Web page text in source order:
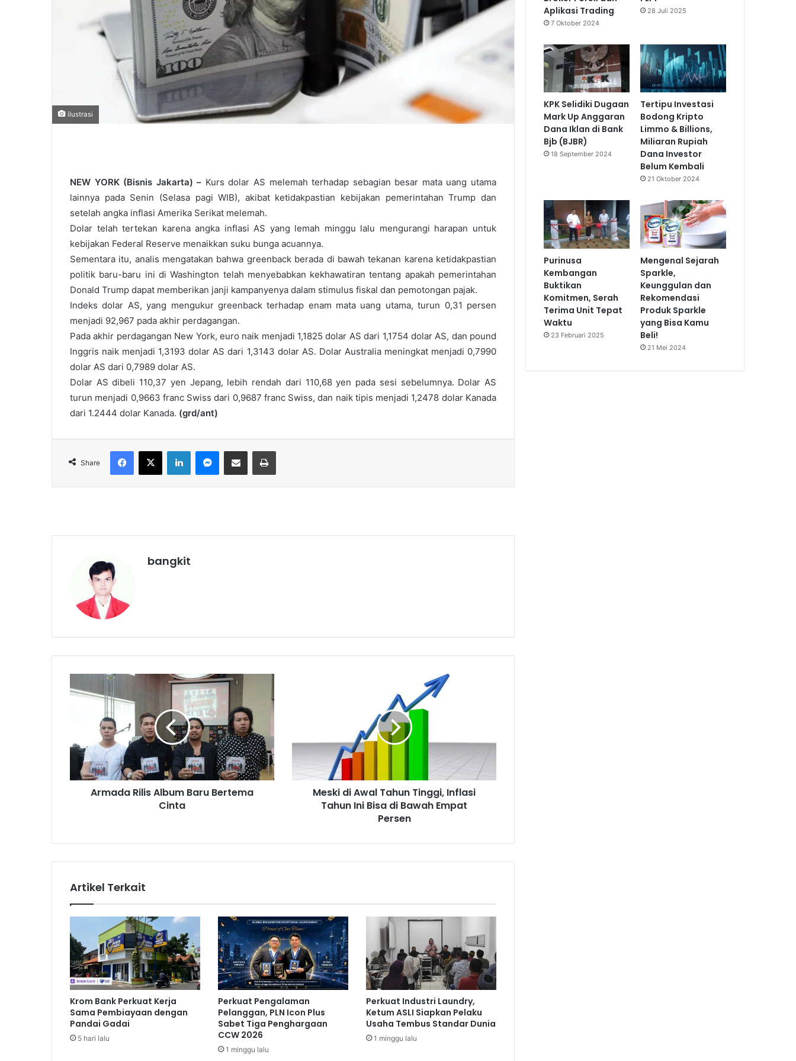
ilustrasi
NEW YORK (Bisnis Jakarta) – Kurs dolar AS melemah terhadap sebagian besar mata uang utama
lainnya pada Senin (Selasa pagi WIB), akibat ketidakpastian kebijakan pemerintahan Trump dan
setelah angka inflasi Amerika Serikat melemah.
Dolar telah tertekan karena angka inflasi AS yang lemah minggu lalu mengurangi harapan untuk
kebijakan Federal Reserve menaikkan suku bunga acuannya.
Sementara itu, analis mengatakan bahwa greenback berada di bawah tekanan karena ketidakpastian
politik baru-baru ini di Washington telah menyebabkan kekhawatiran tentang apakah pemerintahan
Donald Trump dapat memberikan janji kampanyenya dalam stimulus fiskal dan pemotongan pajak.
Indeks dolar AS, yang mengukur greenback terhadap enam mata uang utama, turun 0,31 persen
menjadi 92,967 pada akhir perdagangan.
Pada akhir perdagangan New York, euro naik menjadi 1,1825 dolar AS dari 1,1754 dolar AS, dan pound
Inggris naik menjadi 1,3193 dolar AS dari 1,3143 dolar AS. Dolar Australia meningkat menjadi 0,7990
dolar AS dari 0,7989 dolar AS.
Dolar AS dibeli 110,37 yen Jepang, lebih rendah dari 110,68 yen pada sesi sebelumnya. Dolar AS
turun menjadi 0,9663 franc Swiss dari 0,9687 franc Swiss, dan naik tipis menjadi 1,2478 dolar Kanada
dari 1.2444 dolar Kanada. (grd/ant)
Share
bangkit
r
a
R
l
b
a
r
u
e
r
t
e
m
a
C
i
n
Armada Rilis Album Baru Bertema
Cinta
d
w
h
n
g
g
i
,
I
n
f
l
a
s
Meski di Awal Tahun Tinggi, Inflasi
Tahun Ini Bisa di Bawah Empat
Persen
Artikel Terkait
Krom Bank Perkuat Kerja
Sama Pembiayaan dengan
Pandai Gadai
5 hari lalu
Perkuat Pengalaman
Pelanggan, PLN Icon Plus
Sabet Tiga Penghargaan
CCW 2026
1 minggu lalu
Perkuat Industri Laundry,
Ketum ASLI Siapkan Pelaku
Usaha Tembus Standar Dunia
1 minggu lalu
Aplikasi Trading
7 Oktober 2024
28 Juli 2025
KPK Selidiki Dugaan
Mark Up Anggaran
Dana Iklan di Bank
Bjb (BJBR)
18 September 2024
Tertipu Investasi
Bodong Kripto
Limmo & Billions,
Miliaran Rupiah
Dana Investor
Belum Kembali
21 Oktober 2024
Purinusa
Kembangan
Buktikan
Komitmen, Serah
Terima Unit Tepat
Waktu
23 Februari 2025
Mengenal Sejarah
Sparkle,
Keunggulan dan
Rekomendasi
Produk Sparkle
yang Bisa Kamu
Beli!
21 Mei 2024